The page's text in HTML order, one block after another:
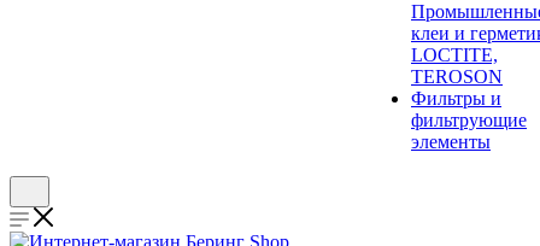
клеи и
LOCTITE,
TEROSON
Фильтры и
фильтрующие
элементы